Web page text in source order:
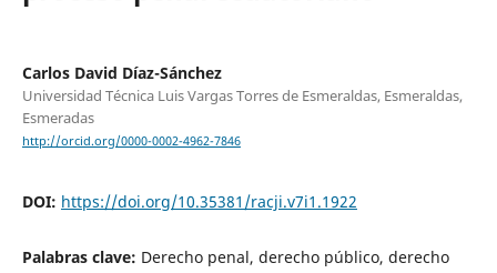
Carlos David Díaz-Sánchez
Universidad Técnica Luis Vargas Torres de Esmeraldas, Esmeraldas,
Esmeradas
http://orcid.org/0000-0002-4962-7846
DOI: https://doi.org/10.35381/racji.v7i1.1922
Palabras clave: Derecho penal, derecho público, derecho